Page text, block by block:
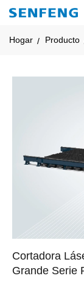
Hogar Producto
Cortadora
Grande Serie